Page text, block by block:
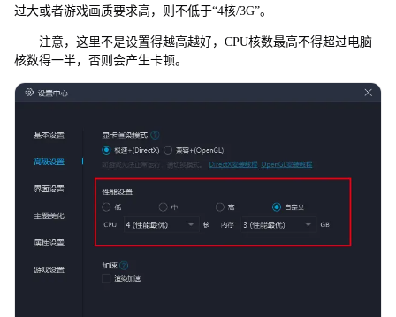
过大或者游戏画质要求高，则不低于“4核/3G”。
注意，这里不是设置得越高越好，CPU核数最高不得超过电脑
核数得一半，否则会产生卡顿。